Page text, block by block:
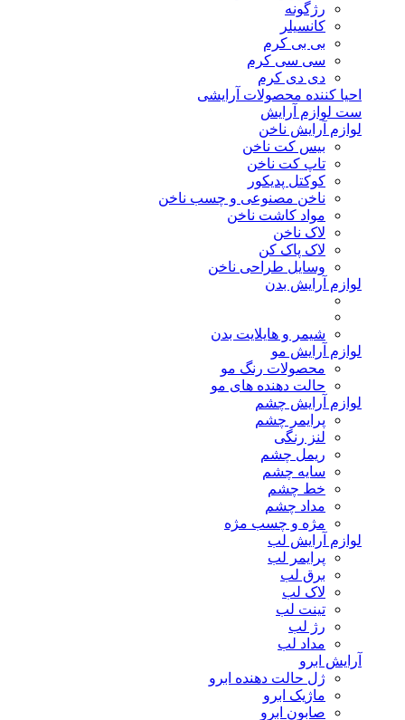
رژگونه
کانسیلر
بی بی کرم
سی سی کرم
دی دی کرم
احیا کننده محصولات آرایشی
ست لوازم آرایش
لوازم آرایش ناخن
بیس کت ناخن
تاپ کت ناخن
کوکتل پدیکور
ناخن مصنوعی و چسب ناخن
مواد کاشت ناخن
لاک ناخن
لاک پاک کن
وسایل طراحی ناخن
لوازم آرایش بدن
شیمر و هایلایت بدن
لوازم آرایش مو
محصولات رنگ مو
حالت دهنده های مو
لوازم آرایش چشم
پرایمر چشم
لنز رنگی
ریمل چشم
سایه چشم
خط چشم
مداد چشم
مژه و چسب مژه
لوازم آرایش لب
پرایمر لب
برق لب
لاک لب
تینت لب
رژ لب
مداد لب
آرایش ابرو
ژل حالت دهنده ابرو
ماژیک ابرو
صابون ابرو